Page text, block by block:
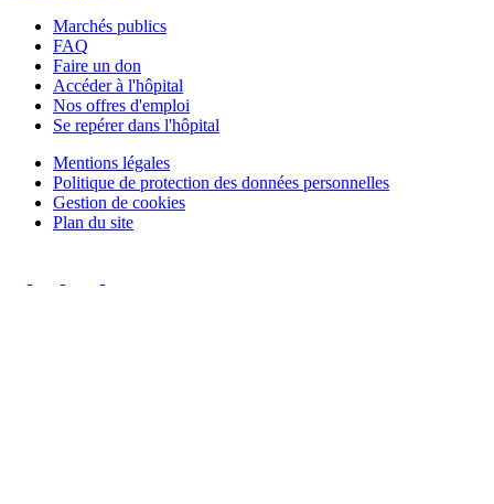
Marchés publics
FAQ
Faire un don
Accéder à l'hôpital
Nos offres d'emploi
Se repérer dans l'hôpital
Mentions légales
Politique de protection des données personnelles
Gestion de cookies
Plan du site